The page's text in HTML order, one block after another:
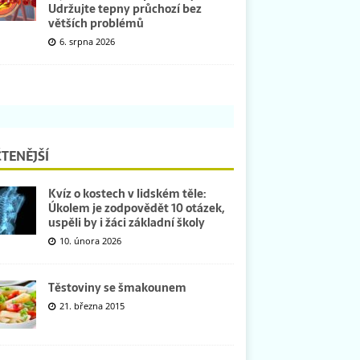
Udržujte tepny průchozí bez
větších problémů
6. srpna 2026
Kvíz o kostech v lidském těle:
Úkolem je zodpovědět 10 otázek,
uspěli by i žáci základní školy
10. února 2026
Těstoviny se šmakounem
21. března 2015